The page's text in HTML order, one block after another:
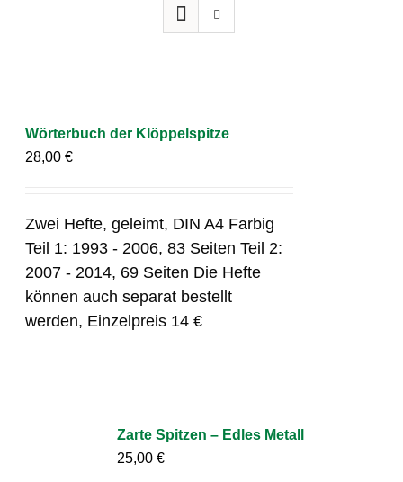
Wörterbuch der Klöppelspitze
28,00€
Zwei Hefte, geleimt, DIN A4 Farbig
Teil 1: 1993 - 2006, 83 Seiten Teil 2:
2007 - 2014, 69 Seiten Die Hefte
können auch separat bestellt
werden, Einzelpreis 14 €
Zarte Spitzen – Edles Metall
25,00€